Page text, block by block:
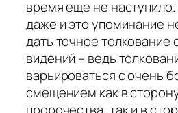
время еще не
даже и это упоминание
дать точное толкование
видений – ведь
варьироваться с очень
смещением как в